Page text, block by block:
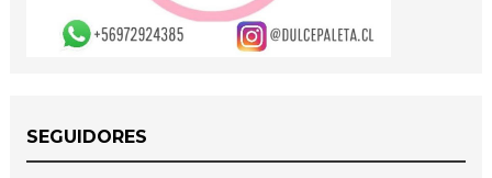
SEGUIDORES